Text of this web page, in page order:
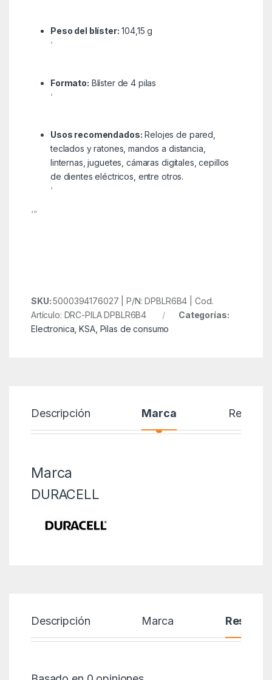
Peso del blíster: 104,15 g
‘
Formato: Blíster de 4 pilas
‘
Usos recomendados: Relojes de pared,
teclados y ratones, mandos a distancia,
linternas, juguetes, cámaras digitales, cepillos
de dientes eléctricos, entre otros.
‘
‘”
SKU:5000394176027 | P/N: DPBLR6B4 | Cod.
Artículo: DRC-PILA DPBLR6B4
Categorías:
Electronica, KSA, Pilas de consumo
Descripción Marca Reseñas
Marca
DURACELL
Descripción Marca Reseñas